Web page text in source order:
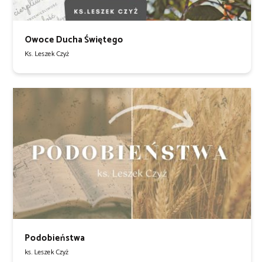
Owoce Ducha Świętego
Ks. Leszek Czyż
Podobieństwa
ks. Leszek Czyż